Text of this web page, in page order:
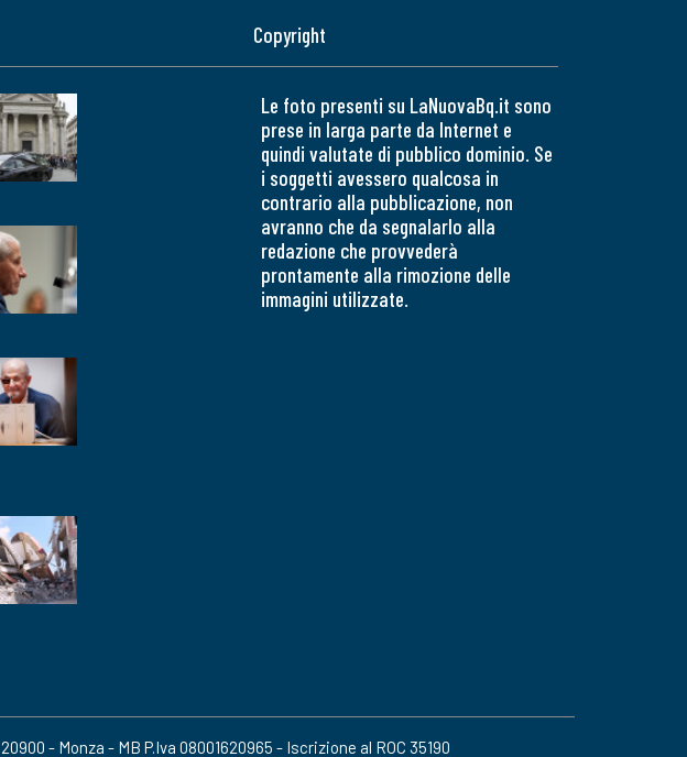
Copyright
Le foto presenti su LaNuovaBq.it sono
prese in larga parte da Internet e
quindi valutate di pubblico dominio. Se
i soggetti avessero qualcosa in
contrario alla pubblicazione, non
avranno che da segnalarlo alla
redazione che provvederà
prontamente alla rimozione delle
immagini utilizzate.
- Monza - MB P.Iva 08001620965 - Iscrizione al ROC 35190